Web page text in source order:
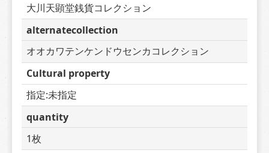
大川天顕堂銭貨コレクション
alternatecollection
オオカワテンケンドウセンカコレクション
Cultural property
指定:未指定
quantity
1枚